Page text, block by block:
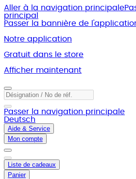
Aller à la navigation principale
principal
Passer la bannière de
Notre application
Gratuit dans le store
Afficher maintenant
Passer la navigation principale
Deutsch
Aide & Service
Mon compte
Liste de cadeaux
Panier